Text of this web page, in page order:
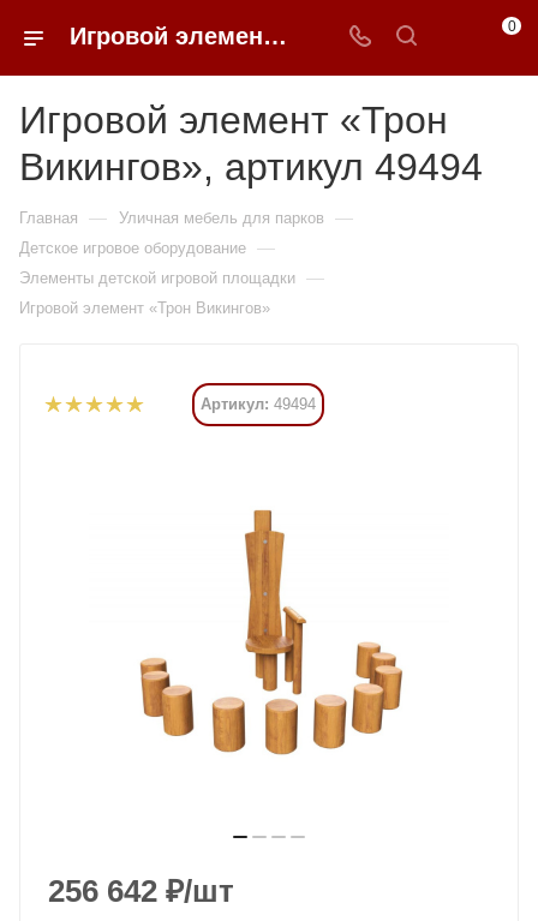
Игровой элемент «Трон Викингов» купить в Москве от 233 310 ₽ - 0FFER 0
Игровой элемент «Трон
Викингов», артикул 49494
Главная — Уличная мебель для парков —
Детское игровое оборудование —
Элементы детской игровой площадки —
Игровой элемент «Трон Викингов»
Артикул: 49494
256 642 ₽/шт